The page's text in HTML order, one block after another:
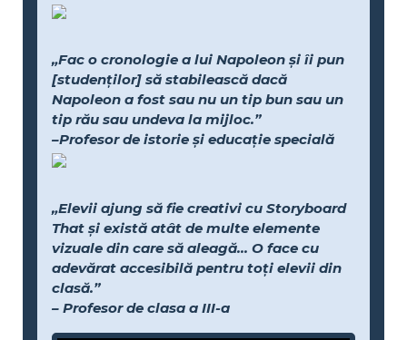
„Fac o cronologie a lui Napoleon și îi pun
[studenților] să stabilească dacă
Napoleon a fost sau nu un tip bun sau un
tip rău sau undeva la mijloc.”
–Profesor de istorie și educație specială
„Elevii ajung să fie creativi cu Storyboard
That și există atât de multe elemente
vizuale din care să aleagă... O face cu
adevărat accesibilă pentru toți elevii din
clasă.”
– Profesor de clasa a III-a